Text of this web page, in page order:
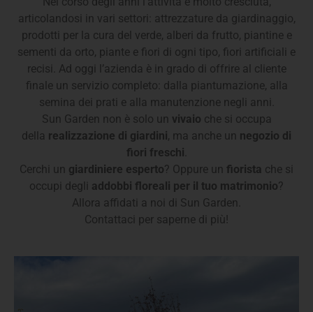
articolandosi in vari settori: attrezzature da giardinaggio,
prodotti per la cura del verde, alberi da frutto, piantine e
sementi da orto, piante e fiori di ogni tipo, fiori artificiali e
recisi. Ad oggi l’azienda è in grado di offrire al cliente
finale un servizio completo: dalla piantumazione, alla
semina dei prati e alla manutenzione negli anni.
Sun Garden non è solo un vivaio che si occupa
della realizzazione di giardini, ma anche un negozio di
fiori freschi
Cerchi un giardiniere esperto? Oppure un fiorista che si
occupi degli addobbi floreali per il tuo matrimonio?
Allora affidati a noi di Sun Garden.
Contattaci per saperne di più!
consegne
di fiori e
piante
contattare il
numero
0522
642453